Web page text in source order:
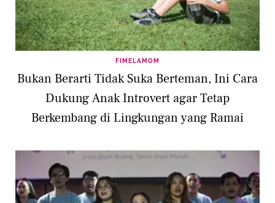
FIMELAMOM
Bukan Berarti Tidak Suka Berteman, Ini Cara
Dukung Anak Introvert agar Tetap
Berkembang di Lingkungan yang Ramai